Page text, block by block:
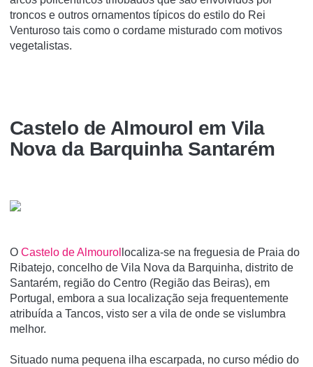
troncos e outros ornamentos típicos do estilo do Rei
Venturoso tais como o cordame misturado com motivos
vegetalistas.
Castelo de Almourol em Vila
Nova da Barquinha Santarém
O Castelo de Almourol localiza-se na freguesia de Praia do
Ribatejo, concelho de Vila Nova da Barquinha, distrito de
Santarém, região do Centro (Região das Beiras), em
Portugal, embora a sua localização seja frequentemente
atribuí­da a Tancos, visto ser a vila de onde se vislumbra
melhor.
Situado numa pequena ilha escarpada, no curso médio do